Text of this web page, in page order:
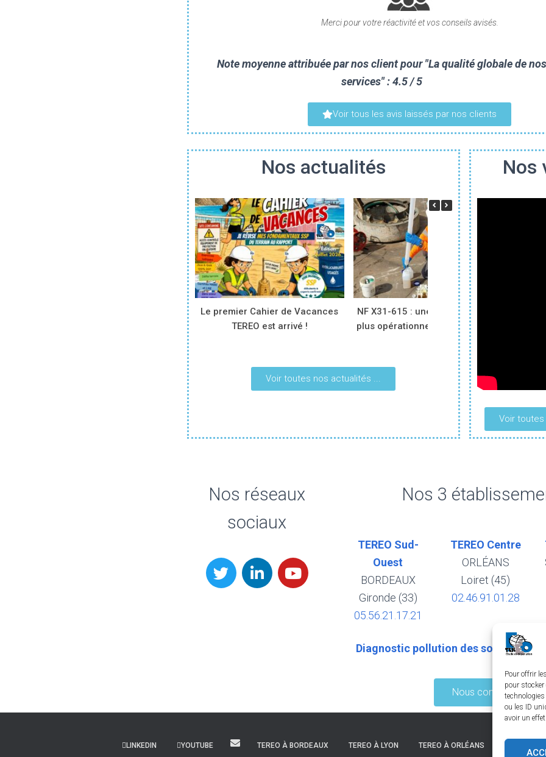
Pour offrir
pour
ou les ID
avoir un
Nous sommes très satisfaits de la prestation, quant à ce dossier compliqué pour nous, de votre
Note moyenne attribuée par nos client pour "La qualité globale de nos
services" : 4.5 / 5
Voir tous les avis laissés par nos clients
Nos actualités
Le premier Cahier de Vacances
TEREO est arrivé !
NF X31-615 : une norme révisée,
plus opérationnelle sur le terrain
une
Voir toutes nos actualités ...
Nos
Voir
Nos réseaux
sociaux
Nos 3
TEREO Sud-
Ouest
BORDEAUX
Gironde (33)
05.56.21.17.21
TEREO Centre
ORLÉANS
Loiret (45)
02.46.91.01.28
Diagnostic pollution des sols et
Nous contacter
LINKEDIN YOUTUBE TEREO À BORDEAUX TEREO À LYON TEREO À ORLÉANS